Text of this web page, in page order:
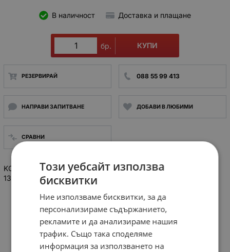
В наличност Доставка и плащане
бр. КУПИ
РЕЗЕРВИРАЙ 088 55 99 413
НАПРАВИ ЗАПИТВАНЕ ДОБАВИ В ЛЮБИМИ
СРАВНИ
KOPP Клещи за заголване на кръгли кабели с диам. от 8 до
13мм
Този уебсайт използва
бисквитки
Ние използваме бисквитки, за да
персонализираме съдържанието,
рекламите и да анализираме нашия
трафик. Също така споделяме
информация за използването на